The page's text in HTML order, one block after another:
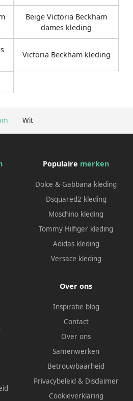
Wit
Beige Victoria Beckham
dames kleding
Victoria Beckham kleding
Populaire merken
Dolce & Gabbana kleding
Dsquared2 kleding
Moschino kleding
Tommy Hilfiger kleding
Adidas kleding
Versace kleding
Over ons
Inspiratie blog
Contact
Over ons
Samenwerken
Betrouwbaarheid
Privacybeleid & Disclaimer
Cookieverklaring